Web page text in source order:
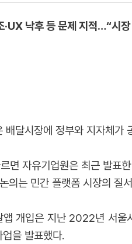
·UX 낙후 등 문제 지적…“시
배달시장에 정부와 지자체가
면 자유기업원은 최근 발표
의는 민간 플랫폼 시장의 질
앱 개입은 지난 2022년 서울
을 발표했다.